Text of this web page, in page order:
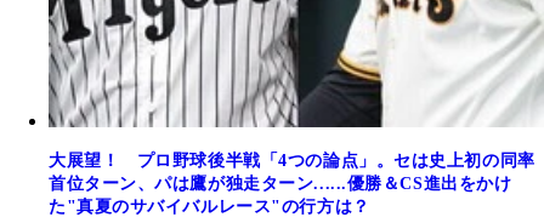
大展望！ プロ野球後半戦「4つの論点」。セは史上初の同率
首位ターン、パは鷹が独走ターン......優勝＆CS進出をかけ
た"真夏のサバイバルレース"の行方は？